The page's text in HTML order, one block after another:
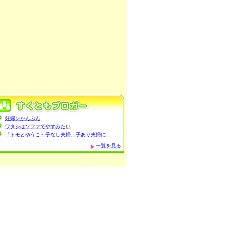
妊婦ンかんぷん
ワタシはソファでやすみたい
「トモとゆうこ～子なし夫婦、子あり夫婦に…
一覧を見る